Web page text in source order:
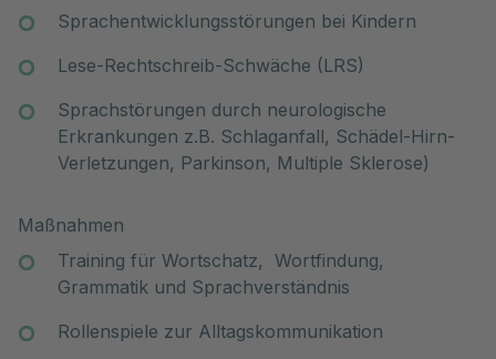
Sprachentwicklungsstörungen bei Kindern
Lese-Rechtschreib-Schwäche (LRS)
Sprachstörungen durch neurologische
Erkrankungen z.B. Schlaganfall, Schädel-Hirn-
Verletzungen, Parkinson, Multiple Sklerose)
Maßnahmen
Training für Wortschatz, Wortfindung,
Grammatik und Sprachverständnis
Rollenspiele zur Alltagskommunikation